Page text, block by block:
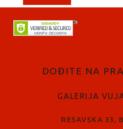
FOOTER SIDEBAR
DOĐITE NA
GALERIJA
RESAVSKA 33,